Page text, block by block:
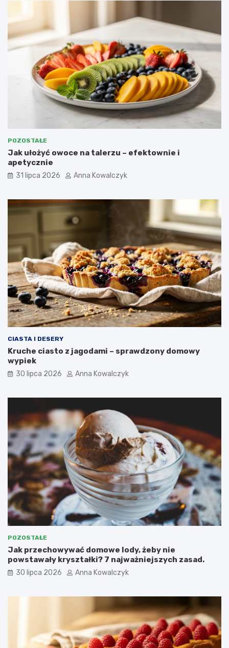
POZOSTAŁE
Jak ułożyć owoce na talerzu – efektownie i
apetycznie
31 lipca 2026 Anna Kowalczyk
CIASTA I DESERY
Kruche ciasto z jagodami – sprawdzony domowy
wypiek
30 lipca 2026 Anna Kowalczyk
POZOSTAŁE
Jak przechowywać domowe lody, żeby nie
powstawały kryształki? 7 najważniejszych zasad.
30 lipca 2026 Anna Kowalczyk